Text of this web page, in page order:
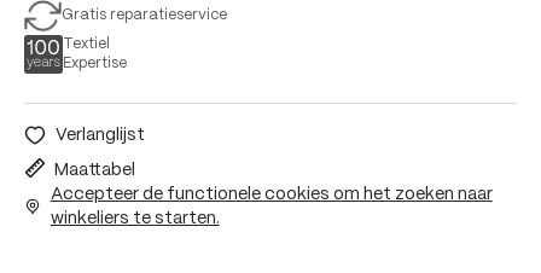
Gratis reparatieservice
Textiel
Expertise
Verlanglijst
Maattabel
Accepteer de functionele cookies om het zoeken naar
winkeliers te starten.